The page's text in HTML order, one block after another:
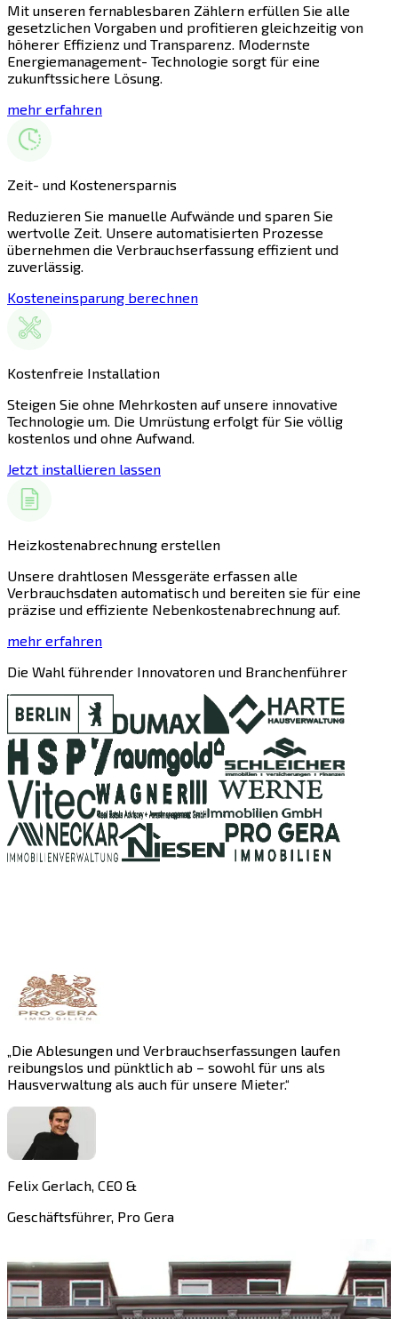
Mit unseren fernablesbaren Zählern erfüllen Sie alle
gesetzlichen Vorgaben und profitieren gleichzeitig von
höherer Effizienz und Transparenz. Modernste
Energiemanagement- Technologie sorgt für eine
zukunftssichere Lösung.
mehr erfahren
Zeit- und Kostenersparnis
Reduzieren Sie manuelle Aufwände und sparen Sie
wertvolle Zeit. Unsere automatisierten Prozesse
übernehmen die Verbrauchserfassung effizient und
zuverlässig.
Kosteneinsparung berechnen
Kostenfreie Installation
Steigen Sie ohne Mehrkosten auf unsere innovative
Technologie um. Die Umrüstung erfolgt für Sie völlig
kostenlos und ohne Aufwand.
Jetzt installieren lassen
Heizkostenabrechnung erstellen
Unsere drahtlosen Messgeräte erfassen alle
Verbrauchsdaten automatisch und bereiten sie für eine
präzise und effiziente Nebenkostenabrechnung auf.
mehr erfahren
Die Wahl führender Innovatoren und Branchenführer
Die Ablesungen und Verbrauchserfassungen laufen
reibungslos und pünktlich ab – sowohl für uns als
Hausverwaltung als auch für unsere Mieter.“
Felix Gerlach, CEO &
Geschäftsführer, Pro Gera